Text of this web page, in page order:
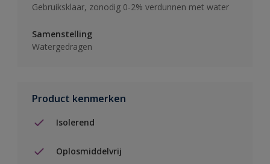
Gebruiksklaar, zonodig 0-2% verdunnen met water
Samenstelling
Watergedragen
Product kenmerken
Isolerend
Oplosmiddelvrij